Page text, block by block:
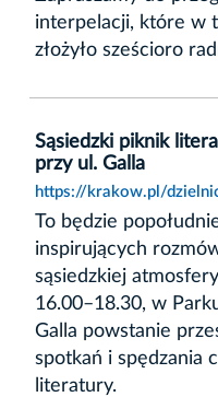
interpelacji, które w
złożyło sześcioro
Sąsiedzki piknik
przy ul. Galla
https://krakow.pl/
To będzie
inspirujących
sąsiedzkiej
16.00–18.30, w
Galla powstanie
spotkań i spędzania
literatury.